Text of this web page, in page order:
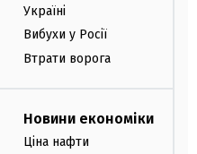
Україні
Вибухи у Росії
Втрати ворога
Новини економіки
Ціна нафти